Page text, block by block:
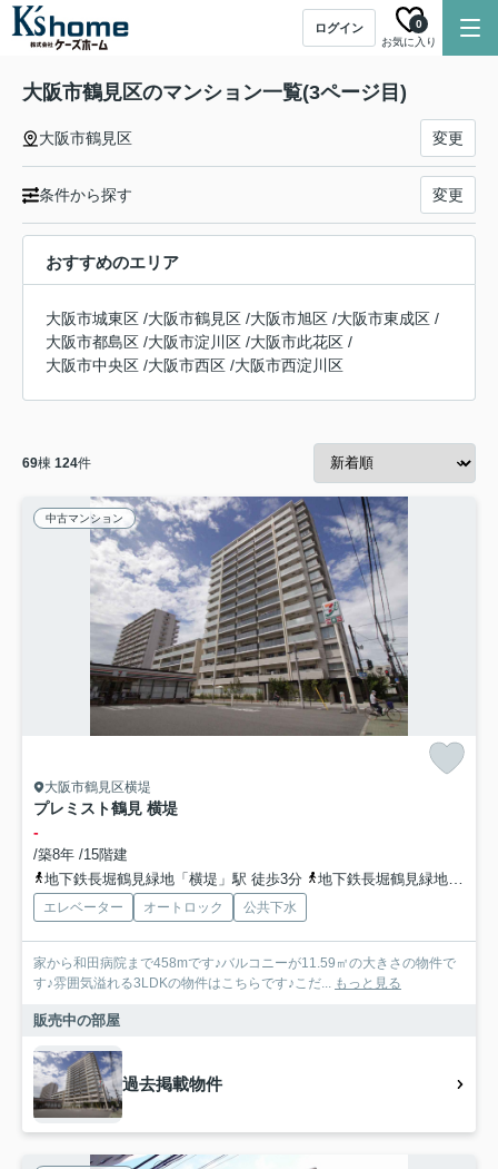
ログイン
お気に入り
0
大阪市鶴見区のマンション一覧(3ページ目)
大阪市鶴見区 変更
条件から探す 変更
おすすめのエリア
大阪市城東区 /大阪市鶴見区 /大阪市旭区 /大阪市東成区 /
大阪市都島区 /大阪市淀川区 /大阪市此花区 /
大阪市中央区 /大阪市西区 /大阪市西淀川区
69棟 124件
中古マンション
大阪市鶴見区横堤
プレミスト鶴見 横堤
-
/築8年 /15階建
地下鉄長堀鶴見緑地「横堤」駅 徒歩3分
地下鉄長堀鶴見緑地「鶴見緑地」駅 徒歩15分
エレベーター オートロック 公共下水
家から和田病院まで458mです♪バルコニーが11.59㎡の大きさの物件で
す♪雰囲気溢れる3LDKの物件はこちらです♪こだ... もっと見る
販売中の部屋
過去掲載物件